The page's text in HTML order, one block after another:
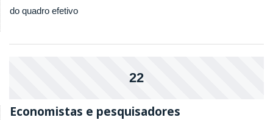
do quadro efetivo
22
Economistas e pesquisadores